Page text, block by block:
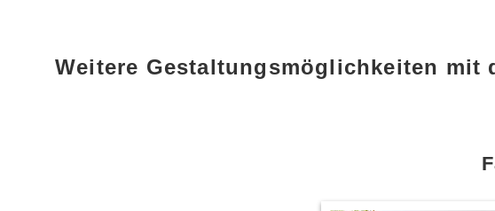
Weitere Gestaltungsmöglichkeiten mit